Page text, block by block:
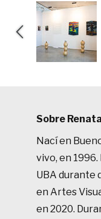
Sobre
Nací en
vivo, en
UBA durante
en Artes
en 2020.